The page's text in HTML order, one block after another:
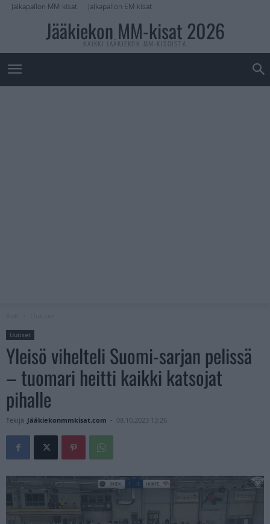
Jalkapallon MM-kisat Jalkapallon EM-kisat
Jääkiekon MM-kisat 2026
KAIKKI JÄÄKIEKON MM-KISOISTA
Uutiset
Yleisö vihelteli Suomi-sarjan pelissä
– tuomari heitti kaikki katsojat
pihalle
Tekijä Jääkiekonmmkisat.com - 08.10.2023 13:26